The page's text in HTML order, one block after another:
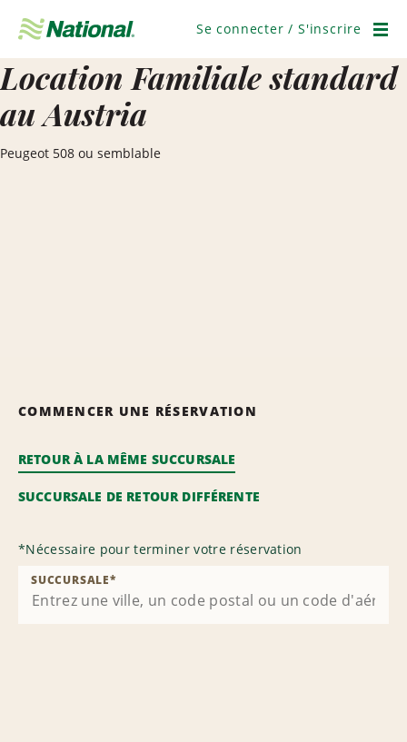
navigation
Se connecter / S'inscrire
Location Familiale standard
au Austria
Peugeot 508 ou semblable
COMMENCER UNE RÉSERVATION
RETOUR À LA MÊME SUCCURSALE
SUCCURSALE DE RETOUR DIFFÉRENTE
*Nécessaire pour terminer votre réservation
SUCCURSALE*